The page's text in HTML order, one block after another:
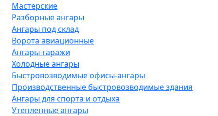
Мастерские
Разборные ангары
Ангары под склад
Ворота авиационные
Ангары-гаражи
Холодные ангары
Быстровозводимые офисы-ангары
Производственные быстровозводимые здания
Ангары для спорта и отдыха
Утепленные ангары